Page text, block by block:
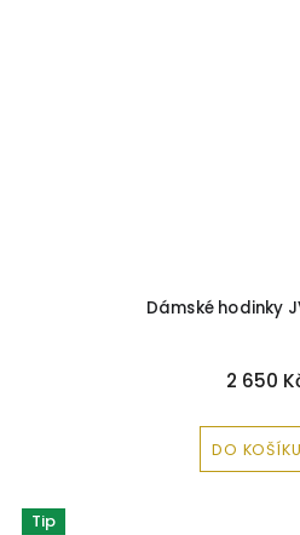
Dámské hodinky
2 650
DO KOŠÍKU
Tip